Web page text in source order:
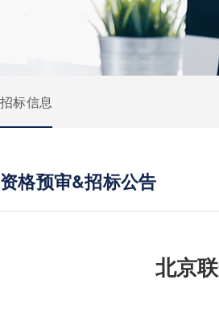
招标信息
资格预审&招标公告
北京